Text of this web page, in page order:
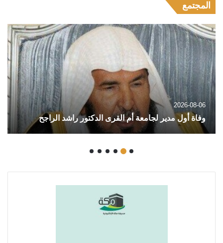
المجتمع
2026-08-03
ليلة كروية بعزف زفافٍ مبهج.. “أصيل” عبدالله أمين يدخل
القفص الذهبي في عروس البحر